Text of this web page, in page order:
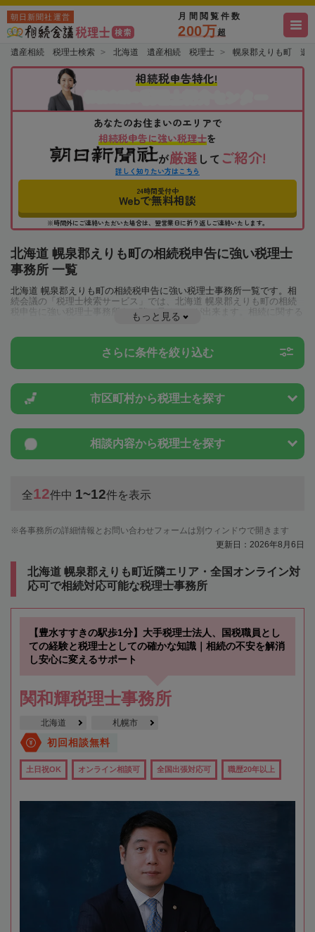
朝日新聞社運営 月間閲覧件数
200万超
遺産相続 税理士検索 北海道 遺産相続 税理士 幌泉郡えりも町 遺
相続税申告特化!
あなたのお住まいのエリアで
相続税申告に強い税理士を
が厳選 して ご紹介!
詳しく知りたい方はこちら
24時間受付中
Webで無料相談
※時間外にご連絡いただいた場合は、翌営業日に折り返しご連絡いたします。
北海道 幌泉郡えりも町の相続税申告に強い税理士
事務所 一覧
北海道 幌泉郡えりも町の相続税申告に強い税理士事務所一覧です。相
続会議の「税理士検索サービス」では、北海道 幌泉郡えりも町の相続
税申告に強い税理士事務所を一覧で見ることが出来ます。相続に関する
税金や特例制度のことは一度近隣の税理士に相談してみましょう。
もっと見る
さらに条件を絞り込む
市区町村から税理士を探す
相談内容から税理士を探す
全12件中 1~12件を表示
各事務所の詳細情報とお問い合わせフォームは別ウィンドウで開きます
更新日：2026年8月6日
北海道 幌泉郡えりも町近隣エリア・全国オンライン対
応可で相続対応可能な税理士事務所
【豊水すすきの駅歩1分】大手税理士法人、国税職員とし
ての経験と税理士としての確かな知識｜相続の不安を解消
し安心に変えるサポート
関和輝税理士事務所
北海道 札幌市
初回相談無料
土日祝OK オンライン相談可 全国出張対応可 職歴20年以上